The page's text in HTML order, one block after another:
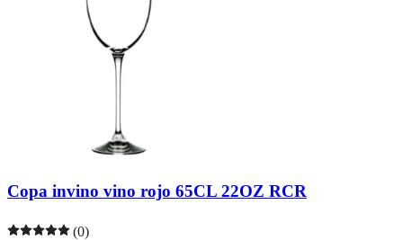
Copa invino vino rojo 65CL 22OZ RCR
(0)